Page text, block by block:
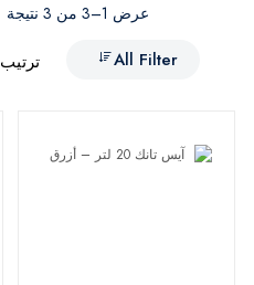
عرض 1–3 من 3 نتيجة
All Filter